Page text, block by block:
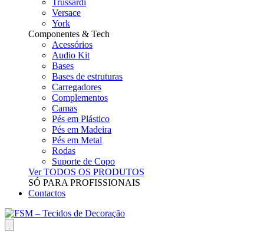
Trussardi
Versace
York
Componentes & Tech
Acessórios
Audio Kit
Bases
Bases de estruturas
Carregadores
Complementos
Camas
Pés em Plástico
Pés em Madeira
Pés em Metal
Rodas
Suporte de Copo
Ver TODOS OS PRODUTOS
SÓ PARA PROFISSIONAIS
Contactos